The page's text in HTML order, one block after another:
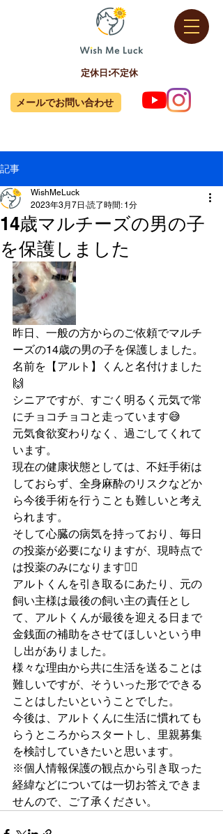
定休日:不定休
メールでお問い合わせ
記事
14歳マルチーズの男の子
を保護しました
WishMeLuck
2023年3月7日 読了時間: 1分
昨日、一般の方からのご依頼でマルチ
ーズの14歳の男の子を保護しました。
名前を【アルト】くんと名付けました
🙌
シニアですが、すごく明るく元気で常
にチョコチョコと走っています😅
元気食欲変わりなく、過ごしてくれて
います。
現在の健康状態としては、不妊手術は
しておらず、全身麻酔のリスクなどか
ら今後手術を行うことも難しいと考え
られます。
そして心臓の病気を持っており、毎日
の投薬が必要になりますが、現時点で
は投薬のみになります🙇‍♂️
アルトくんを引き取るにあたり、元の
飼い主様は最後の飼い主の責任とし
て、アルトくんが最後を迎える日まで
金銭面の補助をさせてほしいという申
し出がありました。
様々な理由から共に生活を送ることは
難しいですが、そういった形でできる
ことはしたいということでした。
今後は、アルトくんに生活に慣れても
らうところからスタートし、里親募集
を検討していきたいと思います。
※個人情報保護の観点から引き取った
経緯などについては一切お答えできま
せんので、ご了承ください。